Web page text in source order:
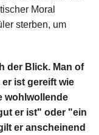
Moral
sterben, um
der Blick. Man of
ist gereift wie
wohlwollende
er ist" oder "ein
er anscheinend